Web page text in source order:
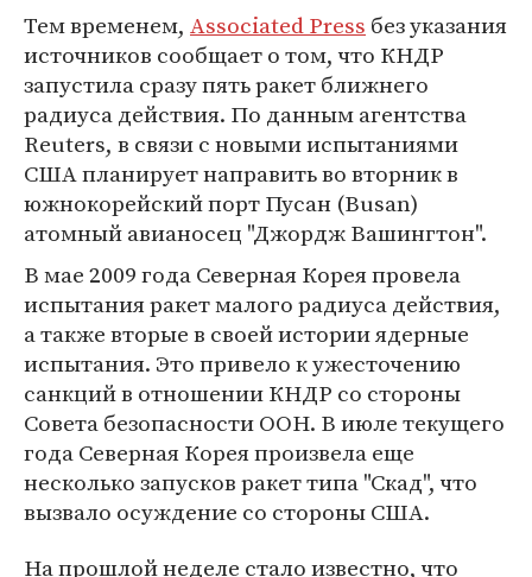
Тем временем, Associated Press без указания
источников сообщает о том, что КНДР
запустила сразу пять ракет ближнего
радиуса действия. По данным агентства
Reuters, в связи с новыми испытаниями
США планирует направить во вторник в
южнокорейский порт Пусан (Busan)
атомный авианосец "Джордж Вашингтон".
В мае 2009 года Северная Корея провела
испытания ракет малого радиуса действия,
а также вторые в своей истории ядерные
испытания. Это привело к ужесточению
санкций в отношении КНДР со стороны
Совета безопасности ООН. В июле текущего
года Северная Корея произвела еще
несколько запусков ракет типа "Скад", что
вызвало осуждение со стороны США.
На прошлой неделе стало известно, что